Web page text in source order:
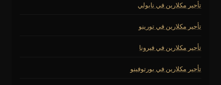
تأجير مكلارين في نابولي
تأجير مكلارين في تورينو
تأجير مكلارين في فيرونا
تأجير مكلارين في بورتوفينو